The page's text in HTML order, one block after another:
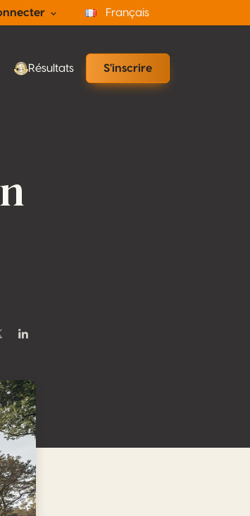
Français
Résultats S'inscrire
sur Facebook
sur Twitter / X
Partager sur Linkedin